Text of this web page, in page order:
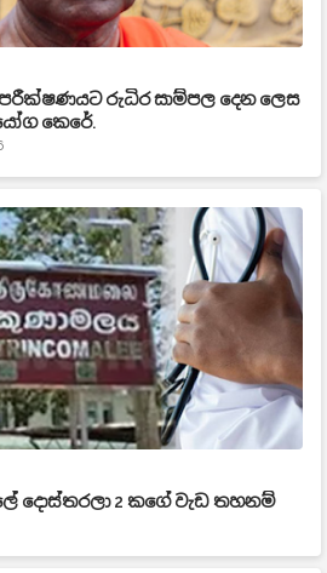
පරීක්ෂණයට රුධිර සාම්පල දෙන ලෙස
කෙරේ.
දොස්තරලා 2 කගේ වැඩ තහනම්